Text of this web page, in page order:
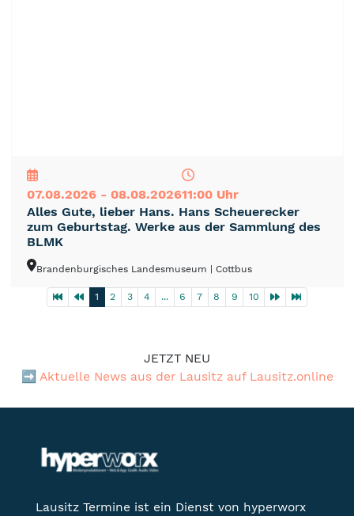
07.08.2026 - 08.08.202611:00 Uhr
Alles Gute, lieber Hans. Hans Scheuerecker
zum Geburtstag. Werke aus der Sammlung des
BLMK
Brandenburgisches Landesmuseum | Cottbus
1 2 3 4 ... 6 7 8 9 10
JETZT NEU
➡️ Aktuelle News aus der Lausitz auf Lausitz.online
Lausitz Termine ist ein Dienst von hyperworx